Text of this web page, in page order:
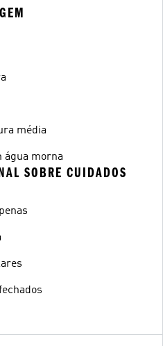
média
água morna
SOBRE CUIDADOS